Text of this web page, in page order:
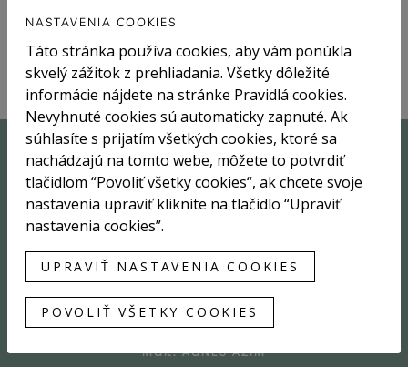
Majitelia tak získali rýchly, bezproblémový predaj bez
Sme tu pre vás
MGR. AGNES AZIM
NASTAVENIA COOKIES
Táto stránka používa cookies, aby vám ponúkla
skvelý zážitok z prehliadania. Všetky dôležité
informácie nájdete na stránke Pravidlá cookies.
Nevyhnuté cookies sú automaticky zapnuté. Ak
súhlasíte s prijatím všetkých cookies, ktoré sa
nachádzajú na tomto webe, môžete to potvrdiť
tlačidlom “Povoliť všetky cookies“, ak chcete svoje
nastavenia upraviť kliknite na tlačidlo “Upraviť
nastavenia cookies”.
UPRAVIŤ NASTAVENIA COOKIES
POVOLIŤ VŠETKY COOKIES